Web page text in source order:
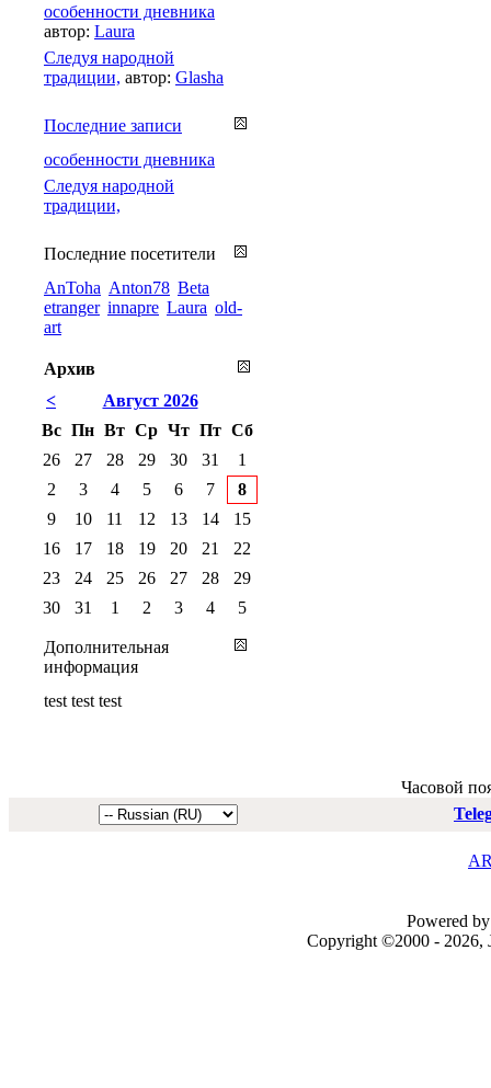
особенности дневника
автор: Laura
Cледуя народной
традиции, автор: Glasha
Последние записи
особенности дневника
Cледуя народной
традиции,
Последние посетители
AnToha Anton78 Beta
etranger innapre Laura old-
art
Архив
<
Август 2026
Вс Пн Вт Ср Чт Пт Сб
26
27 28 29 30 31
1
2
3 4 5 6 7
8
9
10 11 12 13 14
15
16
17 18 19 20 21
22
23
24 25 26 27 28
29
30
31 1 2 3 4 5
Дополнительная
информация
test test test
Часовой
Powered
Copyright ©2000 - 2026,